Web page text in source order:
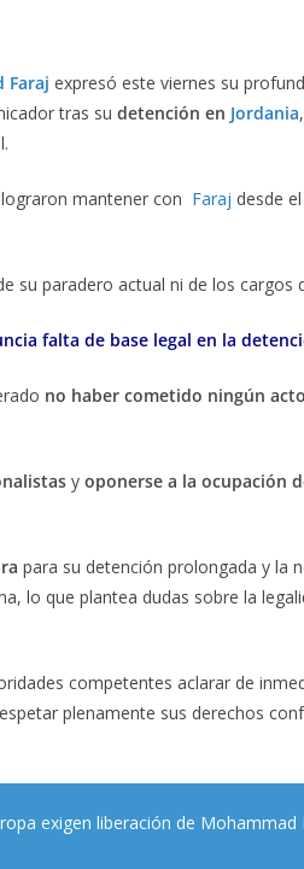
Faraj expresó este viernes su
tras su detención en Jordania
mantener con Faraj desde
su paradero actual ni de los cargos
falta de base legal en la
no haber cometido ningún acto
y oponerse a la ocupación
para su detención prolongada y la
lo que plantea dudas sobre la
competentes aclarar de
plenamente sus derechos
exigen liberación de Mohammad